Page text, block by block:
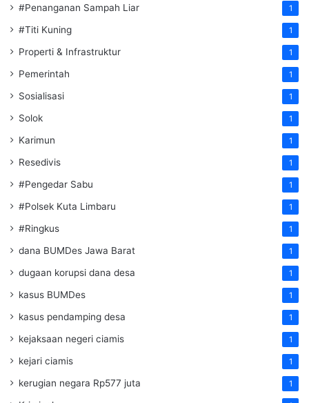
#Penanganan Sampah Liar 1
#Titi Kuning 1
Properti & Infrastruktur 1
Pemerintah 1
Sosialisasi 1
Solok 1
Karimun 1
Resedivis 1
#Pengedar Sabu 1
#Polsek Kuta Limbaru 1
#Ringkus 1
dana BUMDes Jawa Barat 1
dugaan korupsi dana desa 1
kasus BUMDes 1
kasus pendamping desa 1
kejaksaan negeri ciamis 1
kejari ciamis 1
kerugian negara Rp577 juta 1